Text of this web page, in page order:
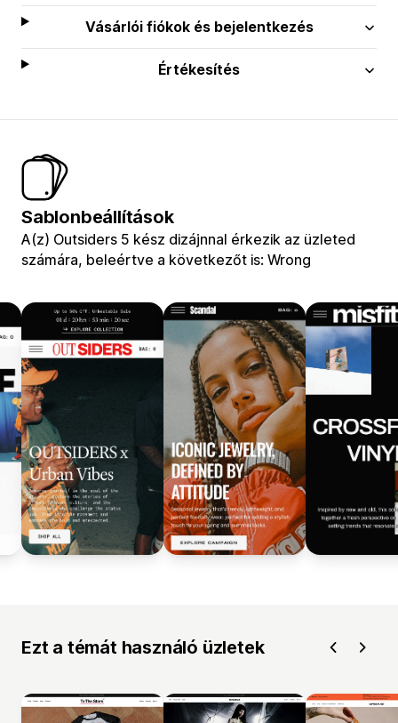
Vásárlói fiókok és bejelentkezés
Értékesítés
Sablonbeállítások
A(z) Outsiders 5 kész dizájnnal érkezik az üzleted
számára, beleértve a következőt is: Wrong
Ezt a témát használó üzletek